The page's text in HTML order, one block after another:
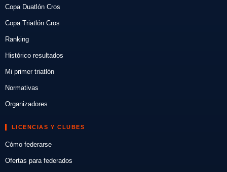
Copa Duatlón Cros
Copa Triatlón Cros
Ranking
Histórico resultados
Mi primer triatlón
Normativas
Organizadores
LICENCIAS Y CLUBES
Cómo federarse
Ofertas para federados